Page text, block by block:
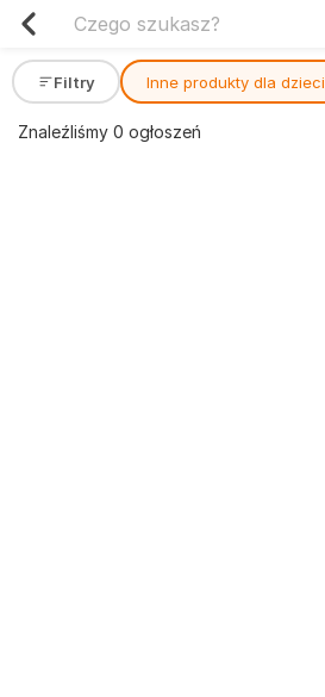
Filtry Inne produkty dla dzieci
Znaleźliśmy 0 ogłoszeń